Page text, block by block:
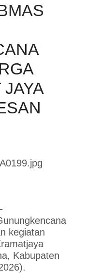
kegiatan
Kabupaten